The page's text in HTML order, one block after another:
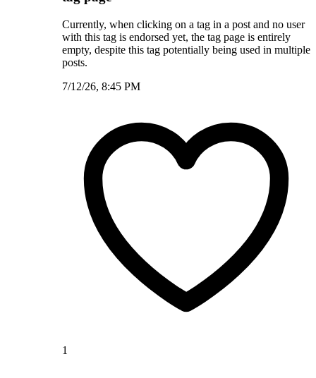
Currently, when clicking on a tag in a post and no user
with this tag is endorsed yet, the tag page is entirely
empty, despite this tag potentially being used in multiple
posts.
7/12/26, 8:45 PM
1